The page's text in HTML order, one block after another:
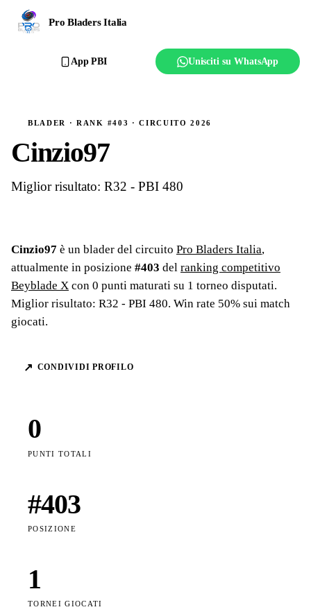
Pro Bladers Italia
Ranking
Regolamento
App PBI Unisciti su WhatsApp
BLADER · RANK #403 · CIRCUITO 2026
Cinzio97
Miglior risultato: R32 - PBI 480
Cinzio97 è un blader del circuito Pro Bladers Italia,
attualmente in posizione #403 del ranking competitivo
Beyblade X con 0 punti maturati su 1 torneo disputati.
Miglior risultato: R32 - PBI 480. Win rate 50% sui match
giocati.
↗ CONDIVIDI PROFILO
0
PUNTI TOTALI
#403
POSIZIONE
1
TORNEI GIOCATI